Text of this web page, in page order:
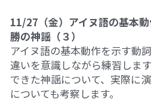
11/27（金）アイヌ語の基本
勝の神謡（３）
アイヌ語の基本動作を示す動
違いを意識しながら練習しま
できた神謡について、実際に
についても考察します。